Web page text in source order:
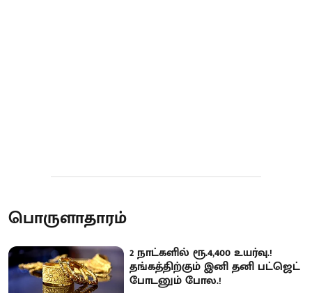
பொருளாதாரம்
2 நாட்களில் ரூ.4,400 உயர்வு.!
தங்கத்திற்கும் இனி தனி பட்ஜெட்
போடனும் போல.!